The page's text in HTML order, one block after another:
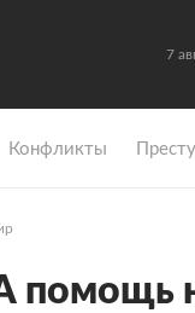
7
Конфликты
помощь